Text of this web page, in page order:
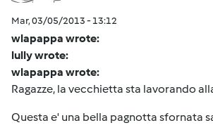
Mar, 03/05/2013 - 13:12
wlapappa wrote:
lully wrote:
wlapappa wrote:
Ragazze, la vecchietta sta lavorando
Questa e' una bella pagnotta sfornata